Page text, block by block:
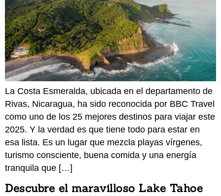
La Costa Esmeralda, ubicada en el departamento de
Rivas, Nicaragua, ha sido reconocida por BBC Travel
como uno de los 25 mejores destinos para viajar este
2025. Y la verdad es que tiene todo para estar en
esa lista. Es un lugar que mezcla playas vírgenes,
turismo consciente, buena comida y una energía
tranquila que […]
Descubre el maravilloso Lake Tahoe